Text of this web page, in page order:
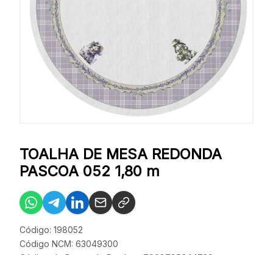
TOALHA DE MESA REDONDA
PASCOA 052 1,80 m
Código: 198052
Código NCM: 63049300